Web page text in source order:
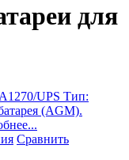
для
UPS Тип:
(AGM).
Сравнить